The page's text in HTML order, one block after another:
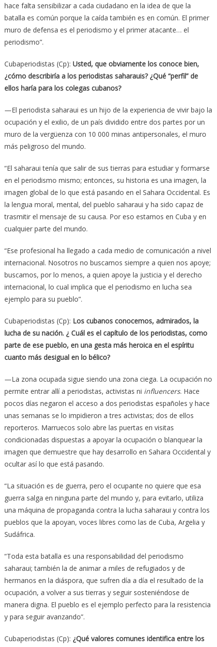
hace falta sensibilizar a cada ciudadano en la idea de que la
batalla es común porque la caída también es en común. El primer
muro de defensa es el periodismo y el primer atacante… el
periodismo”.
Cubaperiodistas (Cp): Usted, que obviamente los conoce bien,
¿cómo describiría a los periodistas saharauis? ¿Qué “perfil” de
ellos haría para los colegas cubanos?
—El periodista saharaui es un hijo de la experiencia de vivir bajo la
ocupación y el exilio, de un país dividido entre dos partes por un
muro de la vergüenza con 10 000 minas antipersonales, el muro
más peligroso del mundo.
“El saharaui tenía que salir de sus tierras para estudiar y formarse
en el periodismo mismo; entonces, su historia es una imagen, la
imagen global de lo que está pasando en el Sahara Occidental. Es
la lengua moral, mental, del pueblo saharaui y ha sido capaz de
trasmitir el mensaje de su causa. Por eso estamos en Cuba y en
cualquier parte del mundo.
“Ese profesional ha llegado a cada medio de comunicación a nivel
internacional. Nosotros no buscamos siempre a quien nos apoye;
buscamos, por lo menos, a quien apoye la justicia y el derecho
internacional, lo cual implica que el periodismo en lucha sea
ejemplo para su pueblo”.
Cubaperiodistas (Cp): Los cubanos conocemos, admirados, la
lucha de su nación. ¿ Cuál es el capítulo de los periodistas, como
parte de ese pueblo, en una gesta más heroica en el espíritu
cuanto más desigual en lo bélico?
—La zona ocupada sigue siendo una zona ciega. La ocupación no
permite entrar allí a periodistas, activistas ni influencers. Hace
pocos días negaron el acceso a dos periodistas españoles y hace
unas semanas se lo impidieron a tres activistas; dos de ellos
reporteros. Marruecos solo abre las puertas en visitas
condicionadas dispuestas a apoyar la ocupación o blanquear la
imagen que demuestre que hay desarrollo en Sahara Occidental y
ocultar así lo que está pasando.
“La situación es de guerra, pero el ocupante no quiere que esa
guerra salga en ninguna parte del mundo y, para evitarlo, utiliza
una máquina de propaganda contra la lucha saharaui y contra los
pueblos que la apoyan, voces libres como las de Cuba, Argelia y
Sudáfrica.
“Toda esta batalla es una responsabilidad del periodismo
saharaui; también la de animar a miles de refugiados y de
hermanos en la diáspora, que sufren día a día el resultado de la
ocupación, a volver a sus tierras y seguir sosteniéndose de
manera digna. El pueblo es el ejemplo perfecto para la resistencia
y para seguir avanzando”.
Cubaperiodistas (Cp): ¿Qué valores comunes identifica entre los